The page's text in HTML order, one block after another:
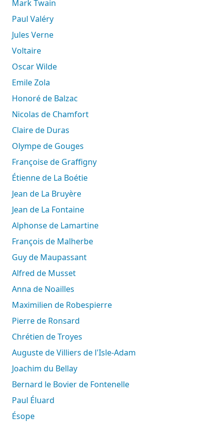
Mark Twain
Paul Valéry
Jules Verne
Voltaire
Oscar Wilde
Emile Zola
Honoré de Balzac
Nicolas de Chamfort
Claire de Duras
Olympe de Gouges
Françoise de Graffigny
Étienne de La Boétie
Jean de La Bruyère
Jean de La Fontaine
Alphonse de Lamartine
François de Malherbe
Guy de Maupassant
Alfred de Musset
Anna de Noailles
Maximilien de Robespierre
Pierre de Ronsard
Chrétien de Troyes
Auguste de Villiers de l'Isle-Adam
Joachim du Bellay
Bernard le Bovier de Fontenelle
Paul Éluard
Ésope